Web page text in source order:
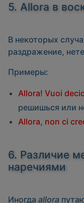
5. Allora в
В некоторых
раздражение,
Примеры:
Allora! Vuoi
решишься или
Allora, non ci
6. Различие
наречиями
Иногда allora